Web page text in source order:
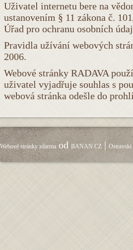
Uživatel internetu bere na
ustanovením § 11 zákona č.
Úřad pro ochranu osobních
Pravidla užívání webových
2006.
Webové stránky RADAVA
uživatel vyjadřuje souhlas s
webová stránka odešle do
Webové stránky zdarmaodBANAN.CZ| Ostravski